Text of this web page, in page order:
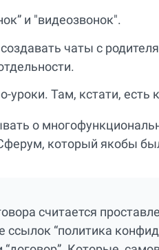
и "видеозвонок".
чаты с
уроки. Там, кстати, есть
о
который якобы
считается
ссылок “политика